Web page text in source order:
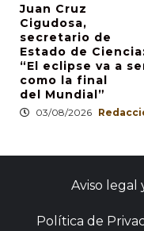
Juan Cruz
Cigudosa,
secretario de
Estado de
“El eclipse va a
como la final
del Mundial”
03/08/2026
Aviso legal
Política de